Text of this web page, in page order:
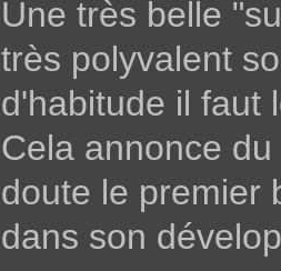
Une très belle
très polyvalent
d'habitude il faut
Cela annonce
doute le premier
dans son